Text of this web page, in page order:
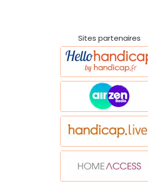
Sites partenaires